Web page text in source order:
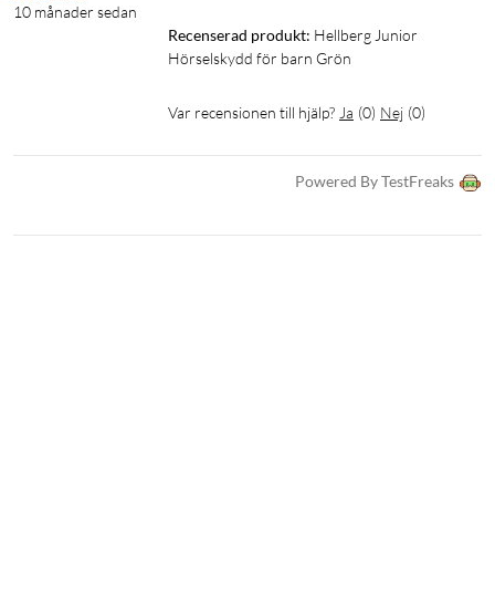
10 månader sedan
Recenserad produkt: Hellberg Junior
Hörselskydd för barn Grön
Var recensionen till hjälp? Ja (0) Nej (0)
Powered By TestFreaks